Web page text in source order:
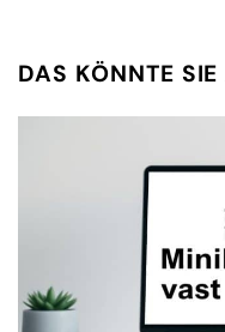
DAS KÖNNTE